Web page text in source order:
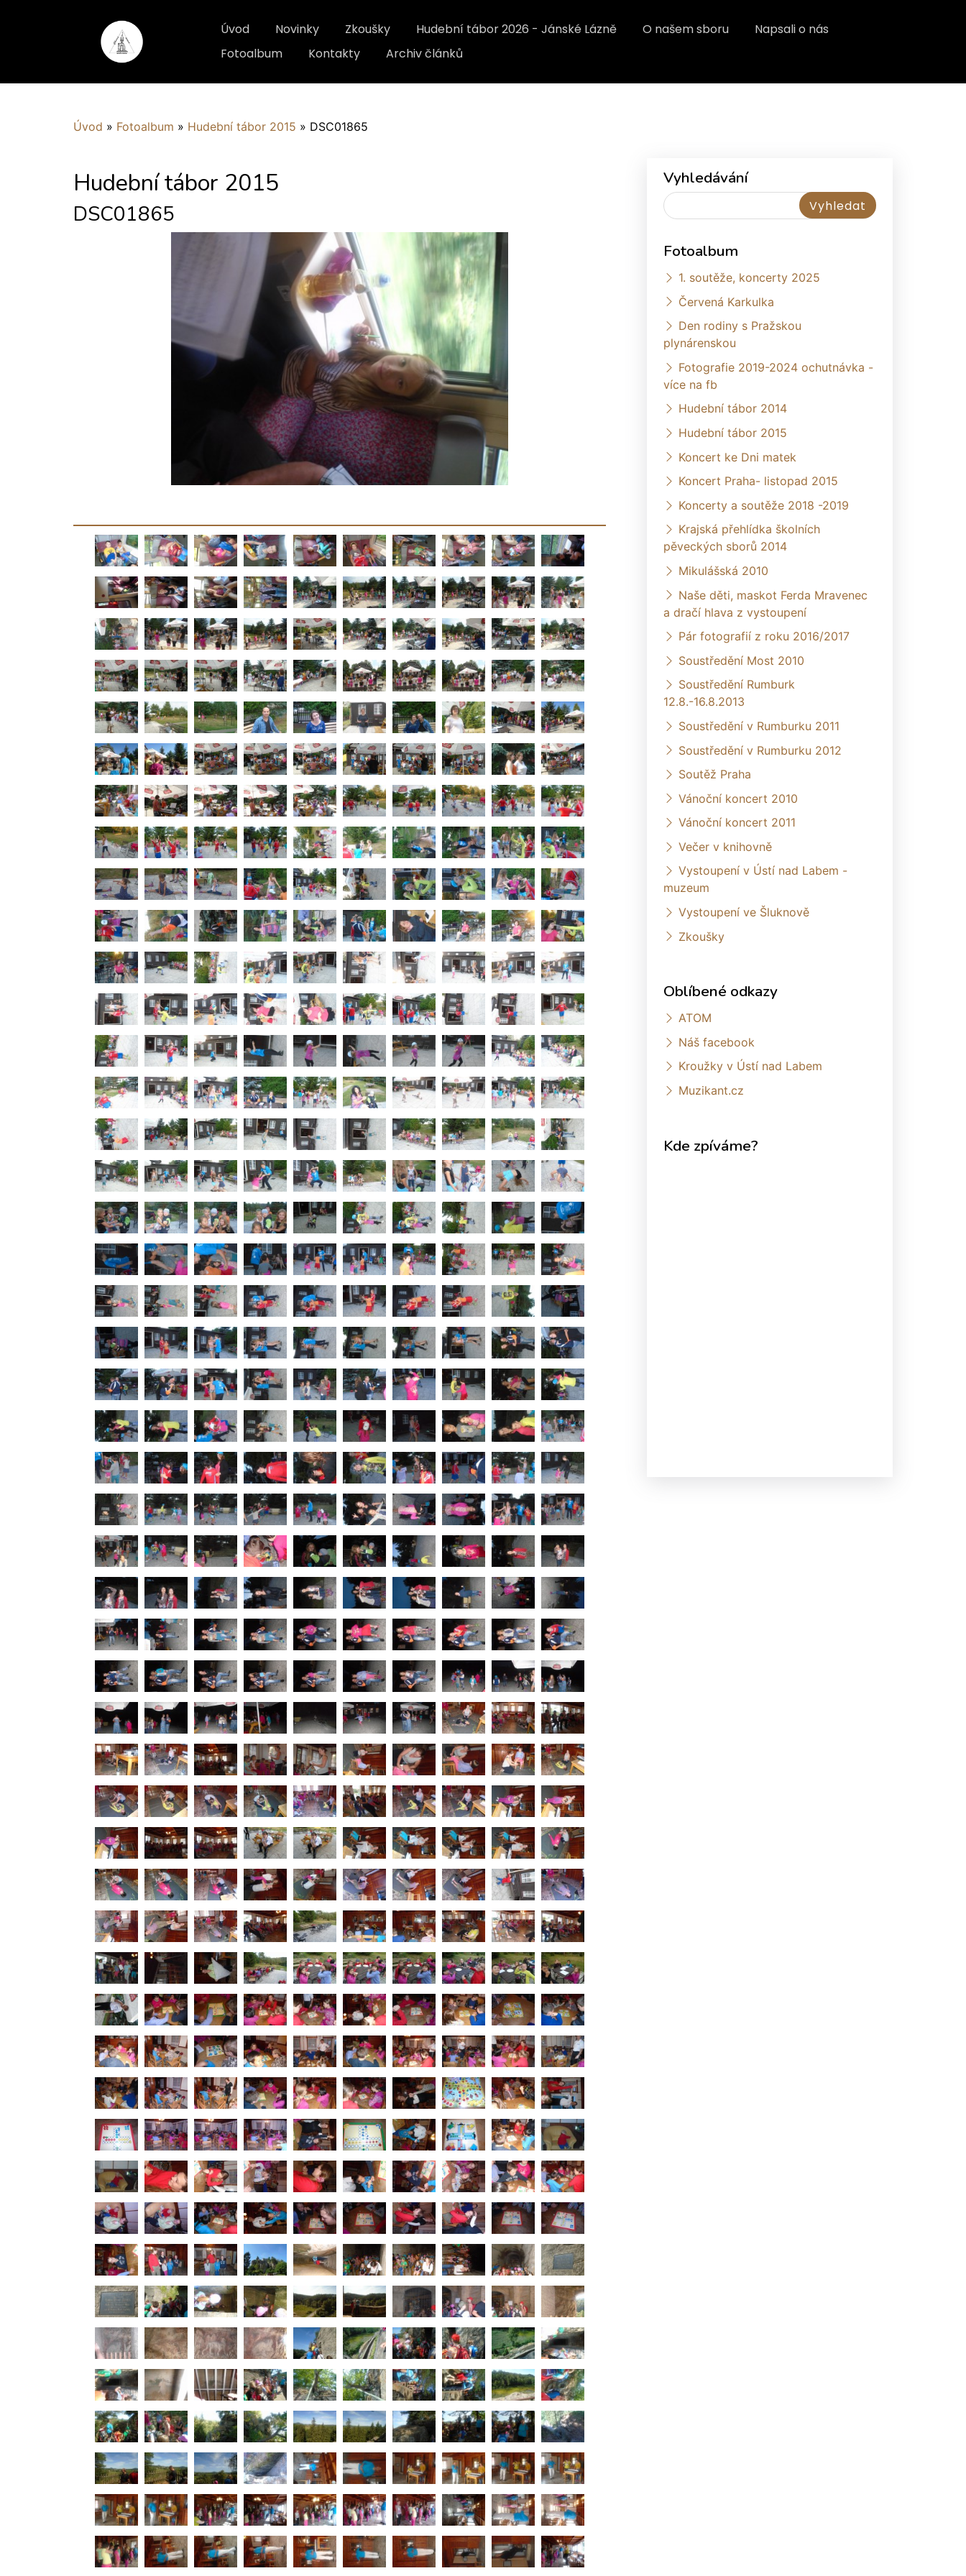
Úvod Novinky Zkoušky Hudební tábor 2026 - Jánské Lázně O našem sboru
Napsali o nás
Fotoalbum
Kontakty Archiv článků
Úvod » Fotoalbum » Hudební tábor 2015 » DSC01865
Hudební tábor 2015
DSC01865
Vyhledávání
Fotoalbum
1. soutěže, koncerty 2025
Červená Karkulka
Den rodiny s Pražskou
plynárenskou
Fotografie 2019-2024 ochutnávka -
více na fb
Hudební tábor 2014
Hudební tábor 2015
Koncert ke Dni matek
Koncert Praha- listopad 2015
Koncerty a soutěže 2018 -2019
Krajská přehlídka školních
pěveckých sborů 2014
Mikulášská 2010
Naše děti, maskot Ferda Mravenec
a dračí hlava z vystoupení
Pár fotografií z roku 2016/2017
Soustředění Most 2010
Soustředění Rumburk
12.8.-16.8.2013
Soustředění v Rumburku 2011
Soustředění v Rumburku 2012
Soutěž Praha
Vánoční koncert 2010
Vánoční koncert 2011
Večer v knihovně
Vystoupení v Ústí nad Labem -
muzeum
Vystoupení ve Šluknově
Zkoušky
Oblíbené odkazy
ATOM
Náš facebook
Kroužky v Ústí nad Labem
Muzikant.cz
Kde zpíváme?